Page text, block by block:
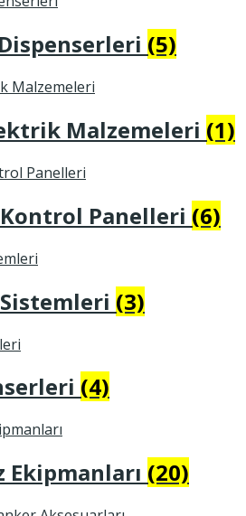
(5)
Malzemeleri (1)
Panelleri (6)
(3)
(4)
Ekipmanları (20)